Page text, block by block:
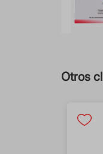
Otros